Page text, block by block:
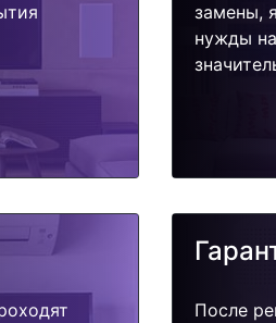
замены,
нужды
После